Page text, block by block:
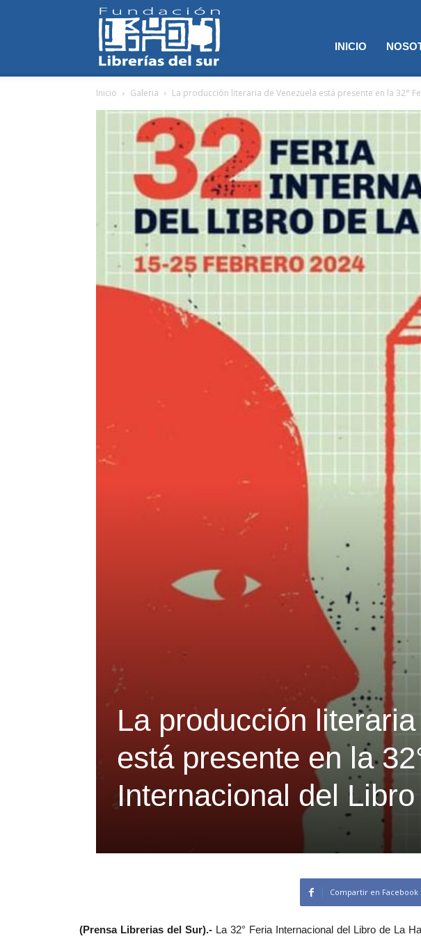
Librerías
del
Sur
INICIO
Inicio Galeria La producción literaria de Venezuela está presente en la 32°
La producción
está presente en la
Internacional del
Compartir en Facebook
(Prensa Librerias del Sur).- La 32° Feria Internacional del Libro de La